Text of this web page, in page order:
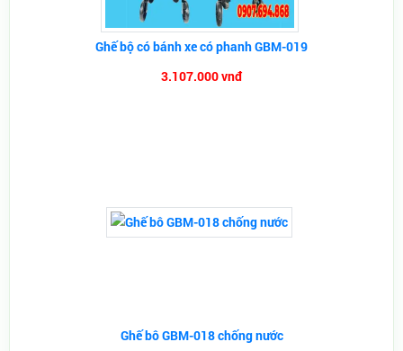
Ghế bộ có bánh xe có phanh GBM-019
3.107.000 vnđ
Ghế bô GBM-018 chống nước